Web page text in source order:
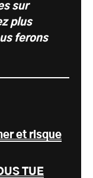
sur
plus
ferons
et risque
TUE